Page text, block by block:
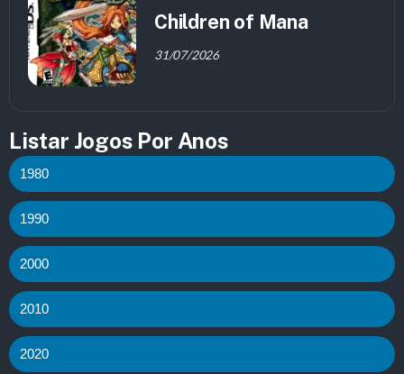
Children of Mana
31/07/2026
Listar Jogos Por Anos
1980
1990
2000
2010
2020